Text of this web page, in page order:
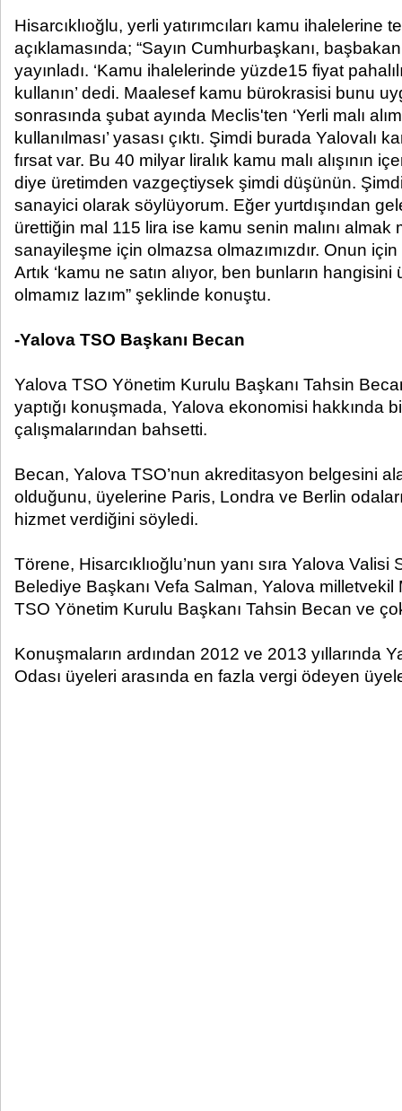
Hisarcıklıoğlu, yerli yatırımcıları kamu ihalelerine
açıklamasında; “Sayın Cumhurbaşkanı,
yayınladı. ‘Kamu ihalelerinde yüzde15 fiyat
kullanın’ dedi. Maalesef kamu bürokrasisi bunu
sonrasında şubat ayında Meclis'ten ‘Yerli malı
kullanılması’ yasası çıktı. Şimdi burada Yalovalı
fırsat var. Bu 40 milyar liralık kamu malı alışının
diye üretimden vazgeçtiysek şimdi düşünün.
sanayici olarak söylüyorum. Eğer yurtdışından
ürettiğin mal 115 lira ise kamu senin malını almak
sanayileşme için olmazsa olmazımızdır. Onun
Artık ‘kamu ne satın alıyor, ben bunların hangisini
olmamız lazım” şeklinde konuştu.
-Yalova TSO Başkanı Becan
Yalova TSO Yönetim Kurulu Başkanı Tahsin
yaptığı konuşmada, Yalova ekonomisi hakkında
çalışmalarından bahsetti.
Becan, Yalova TSO’nun akreditasyon belgesini
olduğunu, üyelerine Paris, Londra ve Berlin
hizmet verdiğini söyledi.
Törene, Hisarcıklıoğlu’nun yanı sıra Yalova
Belediye Başkanı Vefa Salman, Yalova
TSO Yönetim Kurulu Başkanı Tahsin Becan ve
Konuşmaların ardından 2012 ve 2013 yıllarında
Odası üyeleri arasında en fazla vergi ödeyen